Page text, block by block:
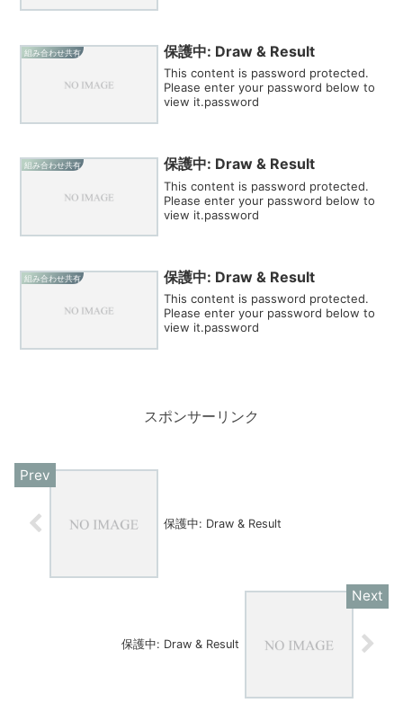
組み合わせ共有 保護中: Draw & Result
This content is password protected.
Please enter your password below to
view it.password
組み合わせ共有 保護中: Draw & Result
This content is password protected.
Please enter your password below to
view it.password
組み合わせ共有 保護中: Draw & Result
This content is password protected.
Please enter your password below to
view it.password
スポンサーリンク
保護中: Draw & Result
保護中: Draw & Result